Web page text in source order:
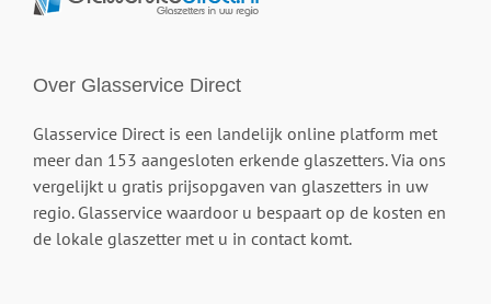
Over Glasservice Direct
Glasservice Direct is een landelijk online platform met
meer dan 153 aangesloten erkende glaszetters. Via ons
vergelijkt u gratis prijsopgaven van glaszetters in uw
regio. Glasservice waardoor u bespaart op de kosten en
de lokale glaszetter met u in contact komt.